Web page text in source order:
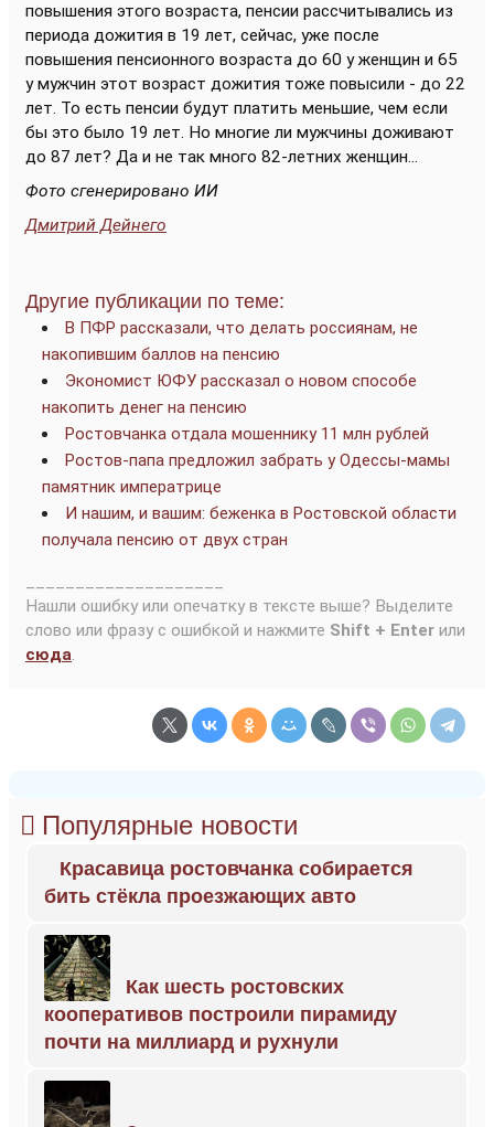
повышения этого возраста, пенсии рассчитывались из
периода дожития в 19 лет, сейчас, уже после
повышения пенсионного возраста до 60 у женщин и 65
у мужчин этот возраст дожития тоже повысили - до 22
лет. То есть пенсии будут платить меньшие, чем если
бы это было 19 лет. Но многие ли мужчины доживают
до 87 лет? Да и не так много 82-летних женщин...
Фото сгенерировано ИИ
Дмитрий Дейнего
Другие публикации по теме:
В ПФР рассказали, что делать россиянам, не
накопившим баллов на пенсию
Экономист ЮФУ рассказал о новом способе
накопить денег на пенсию
Ростовчанка отдала мошеннику 11 млн рублей
Ростов-папа предложил забрать у Одессы-мамы
памятник императрице
И нашим, и вашим: беженка в Ростовской области
получала пенсию от двух стран
Нашли ошибку или опечатку в тексте выше? Выделите
слово или фразу с ошибкой и нажмите Shift + Enter или
сюда.
Популярные новости
Красавица ростовчанка собирается
бить стёкла проезжающих авто
Как шесть ростовских
кооперативов построили пирамиду
почти на миллиард и рухнули